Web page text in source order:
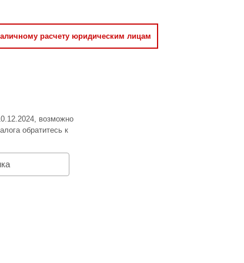
расчету юридическим лицам
возможно
обратитесь к